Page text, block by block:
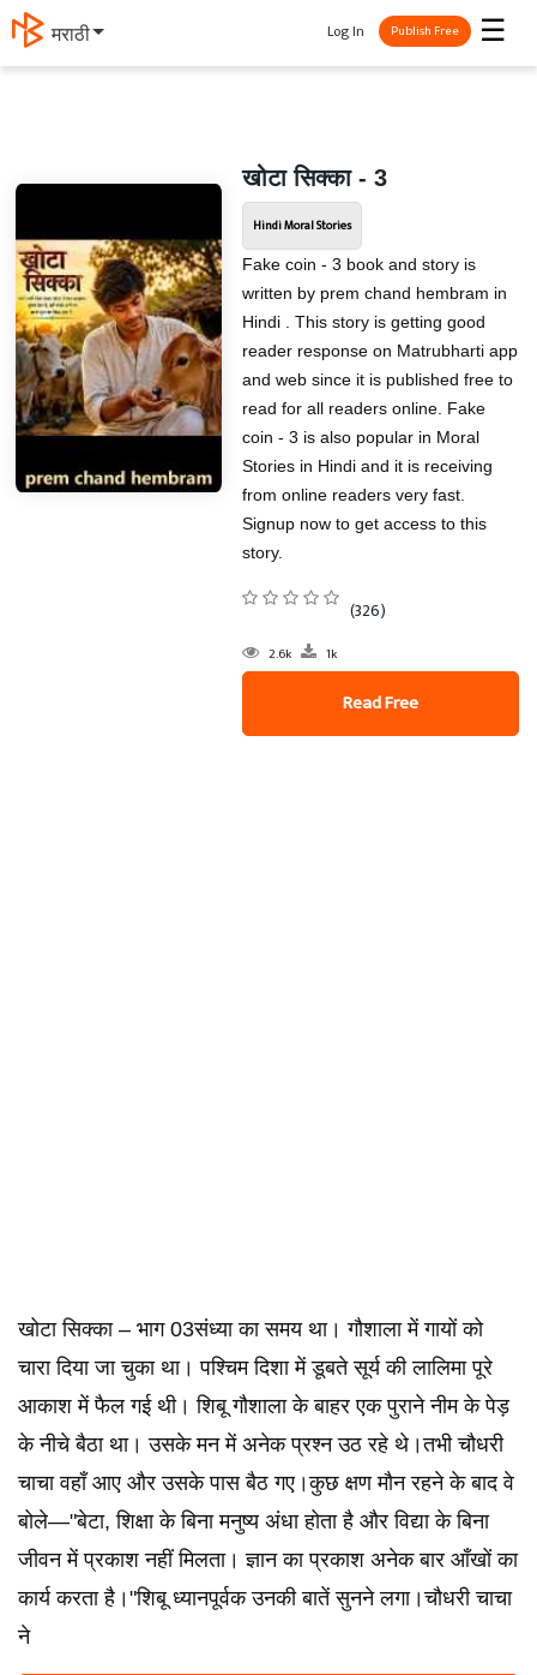
मराठी ☰
Log In Publish Free
खोटा सिक्का - 3
Hindi Moral Stories
Fake coin - 3 book and story is
written by prem chand hembram in
Hindi . This story is getting good
reader response on Matrubharti app
and web since it is published free to
read for all readers online. Fake
coin - 3 is also popular in Moral
Stories in Hindi and it is receiving
from online readers very fast.
Signup now to get access to this
story.
(326)
2.6k 1k
Read Free
खोटा सिक्का – भाग 03संध्या का समय था। गौशाला में गायों को
चारा दिया जा चुका था। पश्चिम दिशा में डूबते सूर्य की लालिमा पूरे
आकाश में फैल गई थी। शिबू गौशाला के बाहर एक पुराने नीम के पेड़
के नीचे बैठा था। उसके मन में अनेक प्रश्न उठ रहे थे।तभी चौधरी
चाचा वहाँ आए और उसके पास बैठ गए।कुछ क्षण मौन रहने के बाद वे
बोले—"बेटा, शिक्षा के बिना मनुष्य अंधा होता है और विद्या के बिना
जीवन में प्रकाश नहीं मिलता। ज्ञान का प्रकाश अनेक बार आँखों का
कार्य करता है।"शिबू ध्यानपूर्वक उनकी बातें सुनने लगा।चौधरी चाचा
ने